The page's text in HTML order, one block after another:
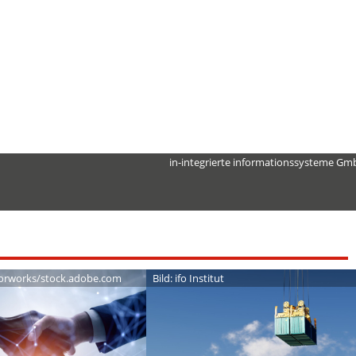
in-integrierte informationssysteme
stock.adobe.com Bild: ifo Institut